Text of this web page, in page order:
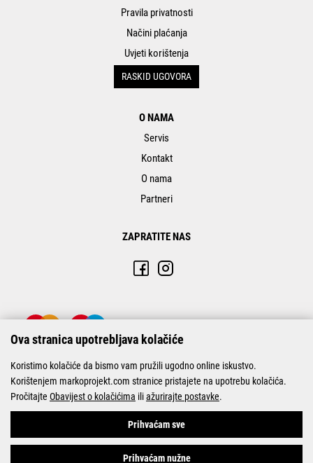
Pravila privatnosti
Načini plaćanja
Uvjeti korištenja
RASKID UGOVORA
O NAMA
Servis
Kontakt
O nama
Partneri
ZAPRATITE NAS
© Marko-Projekt 2026
Ova stranica upotrebljava kolačiće
Koristimo kolačiće da bismo vam pružili ugodno online iskustvo.
Korištenjem markoprojekt.com stranice pristajete na upotrebu kolačića.
Pročitajte Obavijest o kolačićima iliažurirajte postavke.
Prihvaćam sve
Prihvaćam nužne